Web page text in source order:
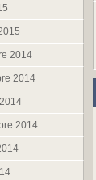
2014
2014
2014